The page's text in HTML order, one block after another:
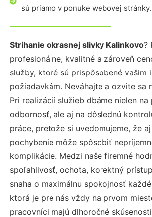
sú priamo v ponuke webovej stránky.
Strihanie okrasnej slivky Kalinkovo?
profesionálne, kvalitné a zároveň
služby, ktoré sú prispôsobené vašim
požiadavkám. Neváhajte a ozvite sa
Pri realizácií služieb dbáme nielen na
odbornosť, ale aj na dôslednú
práce, pretože si uvedomujeme, že
pochybenie môže spôsobiť
komplikácie. Medzi naše firemné
spoľahlivosť, ochota, korektný
snaha o maximálnu spokojnosť
ktorá je pre nás vždy na prvom
pracovníci majú dlhoročné